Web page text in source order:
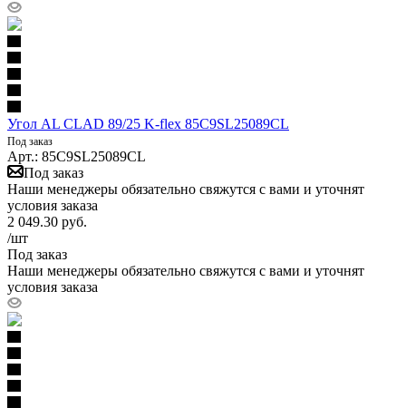
Угол AL CLAD 89/25 K-flex 85C9SL25089CL
Под заказ
Арт.: 85C9SL25089CL
Под заказ
Наши менеджеры обязательно свяжутся с вами и уточнят
условия заказа
2 049.30 руб.
/шт
Под заказ
Наши менеджеры обязательно свяжутся с вами и уточнят
условия заказа